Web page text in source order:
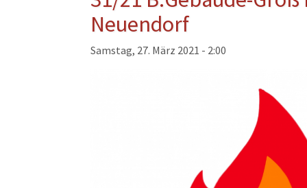
Neuendorf
Samstag, 27. März 2021 - 2:00